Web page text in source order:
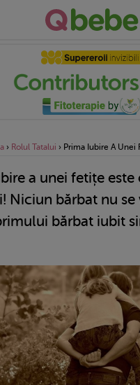
› Rolul Tatalui › Prima Iubire A Unei
a unei fetițe este
Niciun bărbat nu se
bărbat iubit